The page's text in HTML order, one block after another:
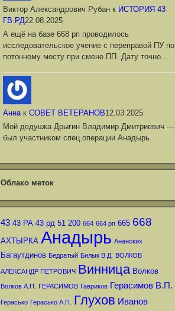
Виктор Александрович Рубанк ИСТОРИЯ 43
ГВ.РД22.08.2025
А ещё на базе 668 рп проводилось
исследовательское учение с переправой ПУ по
потонному мосту при смене ПП. Дату точно…
Аннак СОВЕТ ВЕТЕРАНОВ12.03.2025
Мой дедушка Дрыгин Владимир Дмитриевич —
был участником спец.операции Анадырь.
Облако меток
43 43 РА 43 рд 51 200 664 664 рп 665 668
АХТЫРКА Анадырь Ананских
Багаутдинов Бедратый Билык В.Д. ВОЛКОВ
АЛЕКСАНДР ПЕТРОВИЧ Винница Волков
Волков А.П. ГЕРАСИМОВ Гавриков Герасимов В.П.
Герасько Герасько А.П. Глухов Иванов